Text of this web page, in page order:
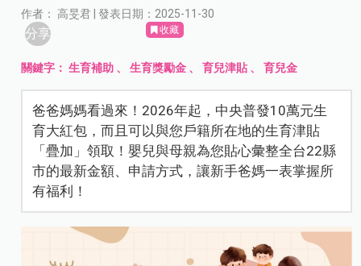
作者： 高旻君 | 發表日期：2025-11-30
分享 收藏
關鍵字：生育補助 、生育獎勵金 、育兒津貼、育兒金
爸爸媽媽看過來！2026年起，中央普發10萬元生
育大紅包，而且可以與您戶籍所在地的生育津貼
「疊加」領取！嬰兒與母親為您貼心彙整全台22縣
市的最新金額、申請方式，讓新手爸媽一表掌握所
有福利！